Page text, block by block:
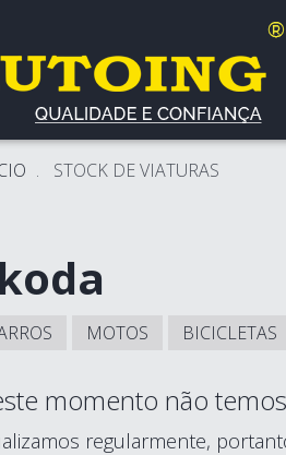
STOCK DE VIATURAS
MOTOS BICICLETAS
momento não
regularmente,